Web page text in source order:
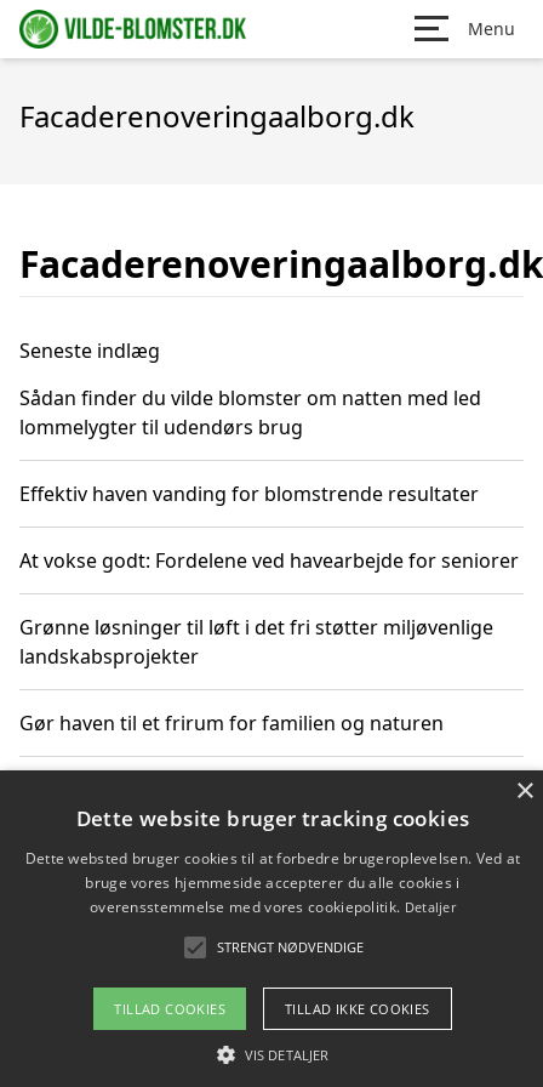
Menu
Facaderenoveringaalborg.dk
Facaderenoveringaalborg.dk
Seneste indlæg
Sådan finder du vilde blomster om natten med led
lommelygter til udendørs brug
Effektiv haven vanding for blomstrende resultater
At vokse godt: Fordelene ved havearbejde for seniorer
Grønne løsninger til løft i det fri støtter miljøvenlige
landskabsprojekter
Gør haven til et frirum for familien og naturen
Copyright 2026 - Pilanto Aps
Om / kontakt
Blog Betingelser
×
Dette website bruger tracking cookies
Dette websted bruger cookies til at forbedre brugeroplevelsen. Ved at
bruge vores hjemmeside accepterer du alle cookies i
overensstemmelse med vores cookiepolitik. Detaljer
STRENGT NØDVENDIGE
TILLAD COOKIES TILLAD IKKE COOKIES
VIS DETALJER